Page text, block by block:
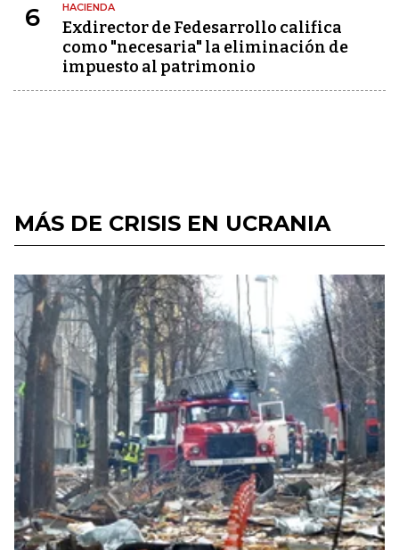
6 HACIENDA
Exdirector de Fedesarrollo califica
como "necesaria" la eliminación de
impuesto al patrimonio
MÁS DE CRISIS EN UCRANIA